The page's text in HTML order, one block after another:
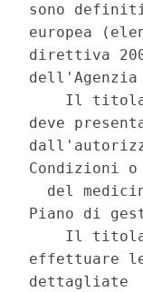
sono
europea
direttiva
Il
deve
Condizioni
del
Piano di
Il
effettuare
dettagliate